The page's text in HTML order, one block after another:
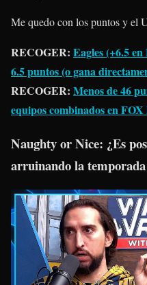
Me quedo con los puntos y el
RECOGER: Eagles (+6.5
6.5 puntos (o gana
RECOGER: Menos de 46
equipos combinados en FOX
Naughty or Nice: ¿Es
arruinando la